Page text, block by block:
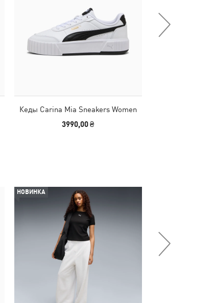
Кеды Carina Mia Sneakers Women
3990,00 ₴
НОВИНКА